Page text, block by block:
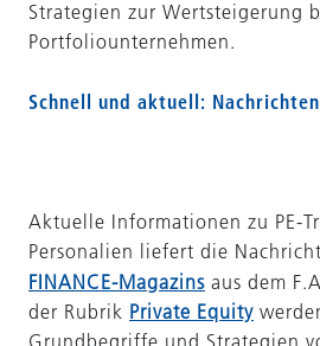
Strategien zur Wertsteigerung
Portfoliounternehmen.
Schnell und aktuell:
Aktuelle Informationen zu PE-
Personalien liefert die
FINANCE-Magazins aus dem
der Rubrik Private Equity
Grundbegriffe und Strategien